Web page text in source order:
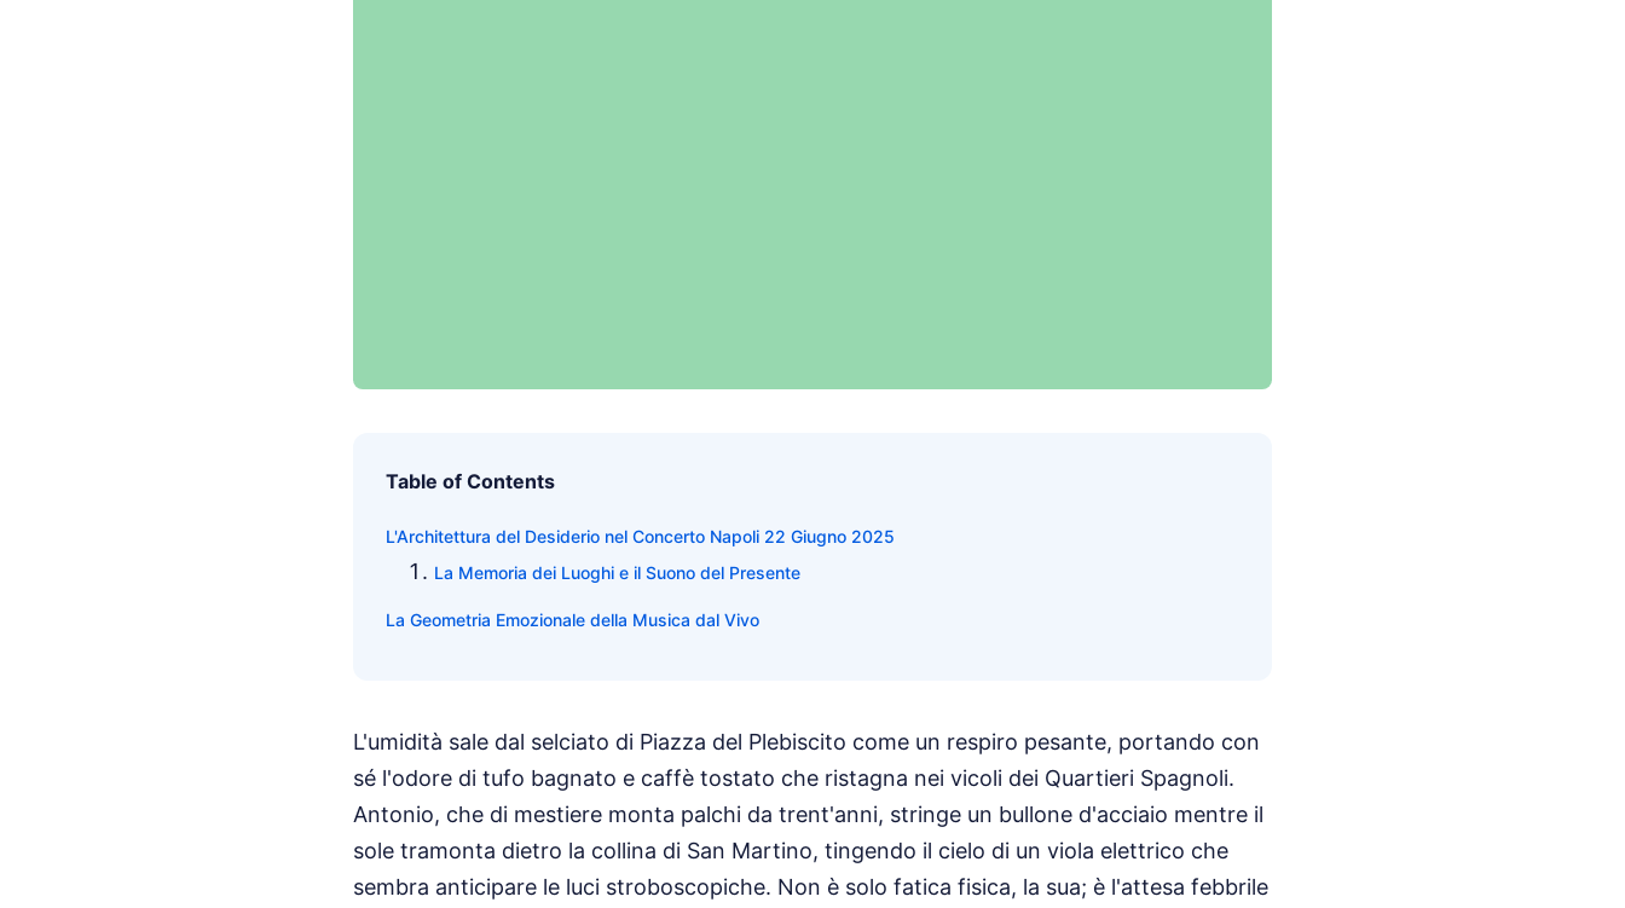
Table of Contents
L'Architettura del Desiderio nel Concerto Napoli 22 Giugno 2025
La Memoria dei Luoghi e il Suono del Presente
La Geometria Emozionale della Musica dal Vivo
L'umidità sale dal selciato di Piazza del Plebiscito come un respiro pesante, portando con
sé l'odore di tufo bagnato e caffè tostato che ristagna nei vicoli dei Quartieri Spagnoli.
Antonio, che di mestiere monta palchi da trent'anni, stringe un bullone d'acciaio mentre il
sole tramonta dietro la collina di San Martino, tingendo il cielo di un viola elettrico che
sembra anticipare le luci stroboscopiche. Non è solo fatica fisica, la sua; è l'attesa febbrile